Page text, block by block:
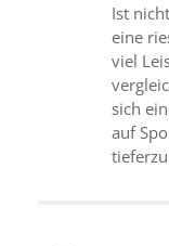
Ist
eine
viel
sich
auf